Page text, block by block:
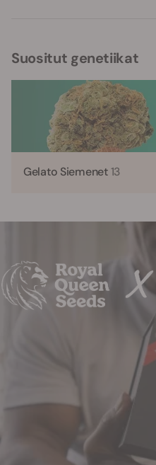
Suositut genetiikat
Gelato Siemenet13